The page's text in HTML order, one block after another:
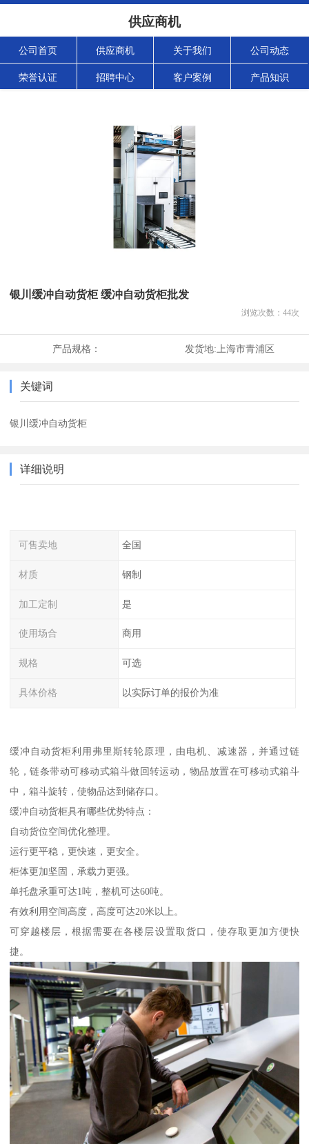
供应商机
公司首页 供应商机 关于我们 公司动态
荣誉认证 招聘中心 客户案例 产品知识
银川缓冲自动货柜 缓冲自动货柜批发
浏览次数： 44次
产品规格： 发货地: 上海市青浦区
关键词
银川缓冲自动货柜
详细说明
可售卖地 全国
材质 钢制
加工定制 是
使用场合 商用
规格 可选
具体价格 以实际订单的报价为准
缓冲自动货柜利用弗里斯转轮原理，由电机、减速器，并通过链
轮，链条带动可移动式箱斗做回转运动，物品放置在可移动式箱斗
中，箱斗旋转，使物品达到储存口。
缓冲自动货柜具有哪些优势特点：
自动货位空间优化整理。
运行更平稳，更快速，更安全。
柜体更加坚固，承载力更强。
单托盘承重可达1吨，整机可达60吨。
有效利用空间高度，高度可达20米以上。
可穿越楼层，根据需要在各楼层设置取货口，使存取更加方便快
捷。